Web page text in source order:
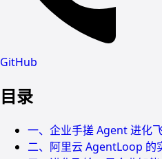
GitHub
目录
一、企业手搓 Agent 进化
二、阿里云 AgentLoop 的